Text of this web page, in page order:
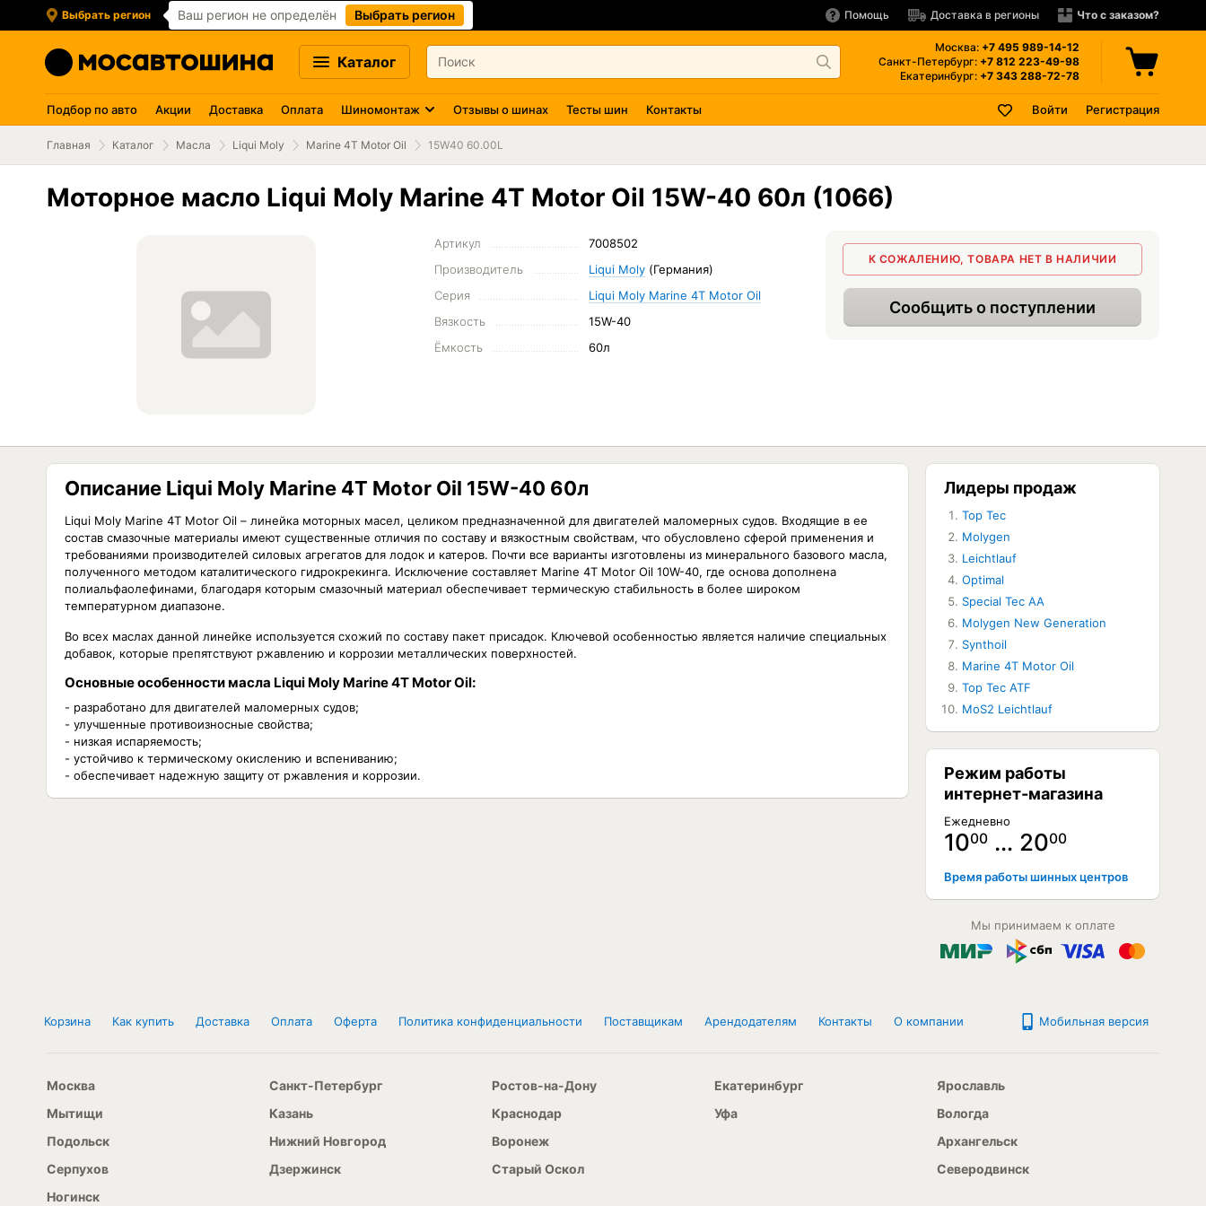
Выбрать регион Ваш регион не определён Выбрать регион Помощь Доставка в регионы Что с заказом?
Каталог
Москва: +7 495 989-14-12
Санкт-Петербург: +7 812 223-49-98
Екатеринбург: +7 343 288-72-78
Подбор по авто Акции Доставка Оплата Шиномонтаж Отзывы о шинах Тесты шин Контакты Войти Регистрация
Главная Каталог Масла Liqui Moly Marine 4T Motor Oil 15W40 60.00L
Моторное масло Liqui Moly Marine 4T Motor Oil 15W-40 60л (1066)
Артикул
7008502
Производитель
Liqui Moly(Германия)
Серия
Liqui Moly Marine 4T Motor Oil
Вязкость
15W-40
Ёмкость
60л
К СОЖАЛЕНИЮ, ТОВАРА НЕТ В НАЛИЧИИ
Сообщить о поступлении
Описание Liqui Moly Marine 4T Motor Oil 15W-40 60л
Liqui Moly Marine 4T Motor Oil – линейка моторных масел, целиком предназначенной для двигателей маломерных судов. Входящие в ее
состав смазочные материалы имеют существенные отличия по составу и вязкостным свойствам, что обусловлено сферой применения и
требованиями производителей силовых агрегатов для лодок и катеров. Почти все варианты изготовлены из минерального базового масла,
полученного методом каталитического гидрокрекинга. Исключение составляет Marine 4T Motor Oil 10W-40, где основа дополнена
полиальфаолефинами, благодаря которым смазочный материал обеспечивает термическую стабильность в более широком
температурном диапазоне.
Во всех маслах данной линейке используется схожий по составу пакет присадок. Ключевой особенностью является наличие специальных
добавок, которые препятствуют ржавлению и коррозии металлических поверхностей.
Основные особенности масла Liqui Moly Marine 4T Motor Oil:
- разработано для двигателей маломерных судов;
- улучшенные противоизносные свойства;
- низкая испаряемость;
- устойчиво к термическому окислению и вспениванию;
- обеспечивает надежную защиту от ржавления и коррозии.
Лидеры продаж
Top Tec
Molygen
Leichtlauf
Optimal
Special Tec AA
Molygen New Generation
Synthoil
Marine 4T Motor Oil
Top Tec ATF
MoS2 Leichtlauf
Режим работы
интернет-магазина
Ежедневно
1000 … 2000
Время работы шинных центров
Мы принимаем к оплате
Корзина Как купить Доставка Оплата Оферта Политика конфиденциальности Поставщикам Арендодателям Контакты О компании Мобильная версия
Москва
Мытищи
Подольск
Серпухов
Ногинск
Санкт-Петербург
Казань
Нижний Новгород
Дзержинск
Ростов-на-Дону
Краснодар
Воронеж
Старый Оскол
Екатеринбург
Уфа
Ярославль
Вологда
Архангельск
Северодвинск